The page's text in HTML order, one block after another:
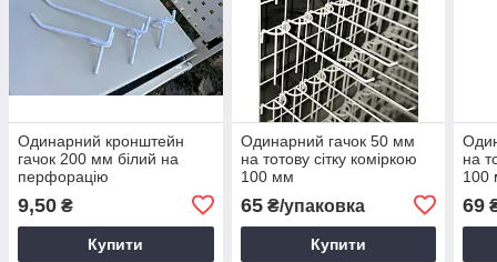
Одинарний кронштейн
гачок 200 мм білий на
перфорацію
9,50 ₴
Купити
Одинарний гачок 50 мм
на тотову сітку коміркою
100 мм
65₴/упаковка
Купити
на
100
69